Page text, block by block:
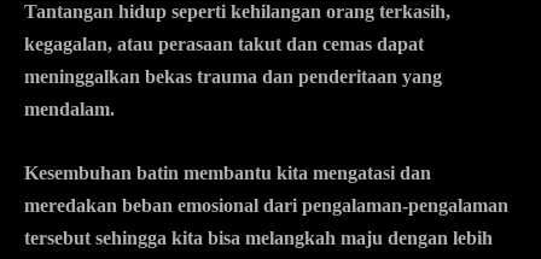
Tantangan hidup seperti kehilangan orang terkasih,
kegagalan, atau perasaan takut dan cemas dapat
meninggalkan bekas trauma dan penderitaan yang
mendalam.
Kesembuhan batin membantu kita mengatasi dan
meredakan beban emosional dari pengalaman-pengalaman
tersebut sehingga kita bisa melangkah maju dengan lebih